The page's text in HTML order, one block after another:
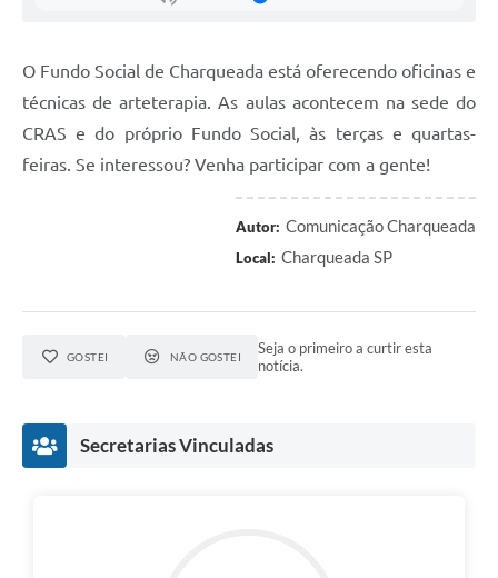
O Fundo Social de Charqueada está oferecendo oficinas e
técnicas de arteterapia. As aulas acontecem na sede do
CRAS e do próprio Fundo Social, às terças e quartas-
feiras. Se interessou? Venha participar com a gente!
Autor: Comunicação Charqueada
Local: Charqueada SP
GOSTEI NÃO GOSTEI
Seja o primeiro a curtir esta
notícia.
Secretarias Vinculadas